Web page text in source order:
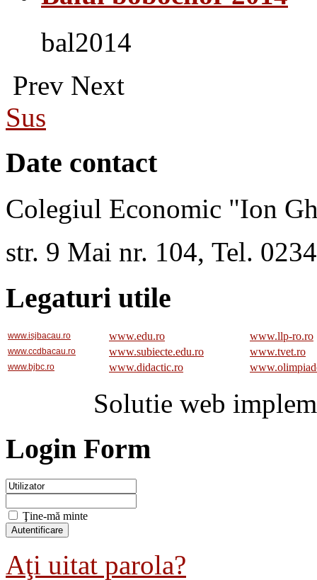
bal2014
Prev Next
Sus
Date contact
Colegiul Economic "Ion
str. 9 Mai nr. 104, Tel.
Legaturi utile
www.isjbacau.ro www.edu.ro www.llp-ro.ro
www.ccdbacau.ro www.subiecte.edu.ro www.tvet.ro
www.bjbc.ro www.didactic.ro
Solutie web
Login Form
Ţine-mă minte
Aţi uitat parola?